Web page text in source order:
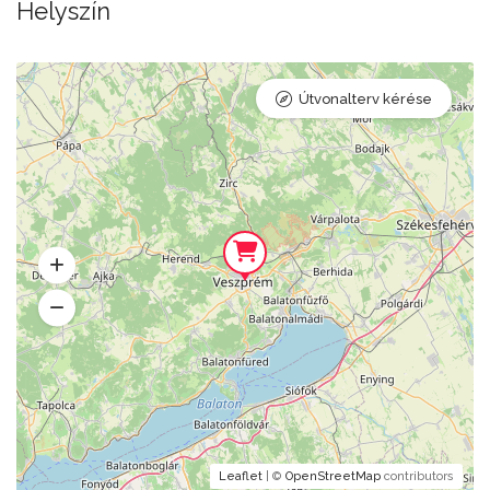
Helyszín
Leaflet | © OpenStreetMap contributors
Útvonalterv kérése